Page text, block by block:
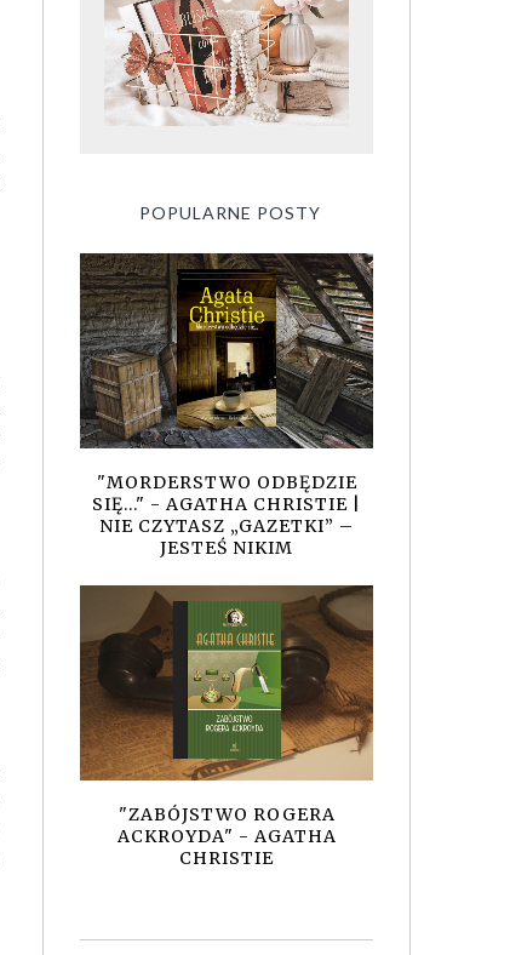
POPULARNE POSTY
"MORDERSTWO ODBĘDZIE
SIĘ..." - AGATHA CHRISTIE |
NIE CZYTASZ „GAZETKI” –
JESTEŚ NIKIM
"ZABÓJSTWO ROGERA
ACKROYDA" - AGATHA
CHRISTIE